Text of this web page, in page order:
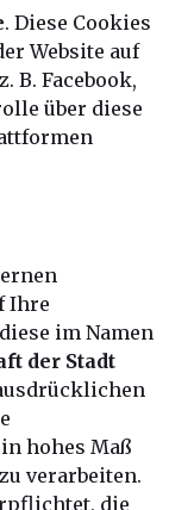
. Diese Cookies
Website auf
B. Facebook,
über diese
Ihre
im Namen
der Stadt
hohes Maß
verarbeiten.
die